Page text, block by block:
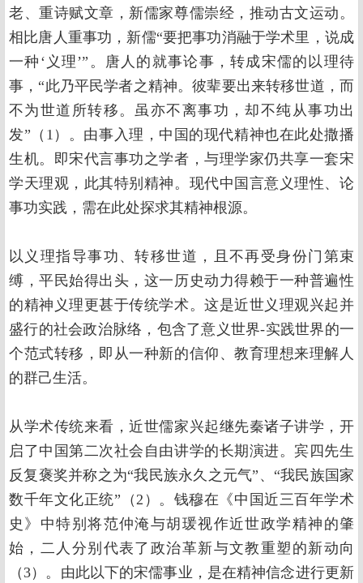
老、重诗赋文章，新儒家尊儒崇经，推动古文运动。
相比唐人重事功，新儒“要把事功消融于学术里，说成
一种‘义理’”。唐人的就事论事，转成宋儒的以理待
事，“此乃平民学者之精神。彼辈要出来转移世道，而
不为世道所转移。虽亦不离事功，却不纯从事功出
发”（1）。由事入理，中国的现代精神也在此处撒播
生机。即宋代言事功之学者，与理学家仍共享一套宋
学天理观，此其特别精神。现代中国言意义理性、论
事功实践，需在此处探求其精神根源。
以义理指导事功、转移世道，且不再受身份门第束
缚，平民始得出头，这一历史动力得赖于一种普遍性
的精神义理更甚于传统学术。这是近世义理观兴起并
盛行的社会政治脉络，包含了意义世界-实践世界的一
个范式转移，即从一种新的信仰、教育理想来理解人
的群己生活。
从学术传统来看，近世儒家兴起继先秦诸子讲学，开
启了中国第二次社会自由讲学的长期演进。宾四先生
反复褒奖并称之为“我民族永久之元气”、“我民族国家
数千年文化正统”（2）。钱穆在《中国近三百年学术
史》中特别将范仲淹与胡瑗视作近世政学精神的肇
始，二人分别代表了政治革新与文教重塑的新动向
（3）。由此以下的宋儒事业，是在精神信念进行更新